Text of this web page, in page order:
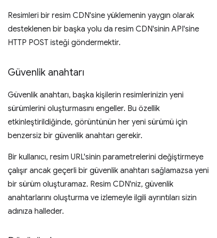
Resimleri bir resim CDN'sine yüklemenin yaygın olarak
desteklenen bir başka yolu da resim CDN'sinin API'sine
HTTP POST isteği göndermektir.
Güvenlik anahtarı
Güvenlik anahtarı, başka kişilerin resimlerinizin yeni
sürümlerini oluşturmasını engeller. Bu özellik
etkinleştirildiğinde, görüntünün her yeni sürümü için
benzersiz bir güvenlik anahtarı gerekir.
Bir kullanıcı, resim URL'sinin parametrelerini değiştirmeye
çalışır ancak geçerli bir güvenlik anahtarı sağlamazsa yeni
bir sürüm oluşturamaz. Resim CDN'niz, güvenlik
anahtarlarını oluşturma ve izlemeyle ilgili ayrıntıları sizin
adınıza halleder.